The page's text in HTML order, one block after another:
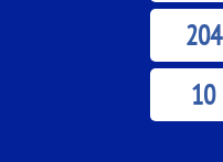
204
10